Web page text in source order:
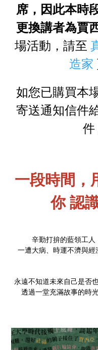
席，因此本時
更換講者為賈
場活動，請至
造家
如您已購買本
寄送通知信件
件
一段時間，
你 認
辛勤打拚的藍領工人
一遭大病、時運不濟與
永遠不知道未來自己是否
透過一堂充滿故事的時